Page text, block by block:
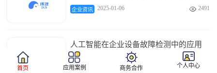
企业资讯 2025-01-06  2491
人工智能在企业设备故障检测中的应用
企业资讯 
首页
应用案例 商务合作 个人中心